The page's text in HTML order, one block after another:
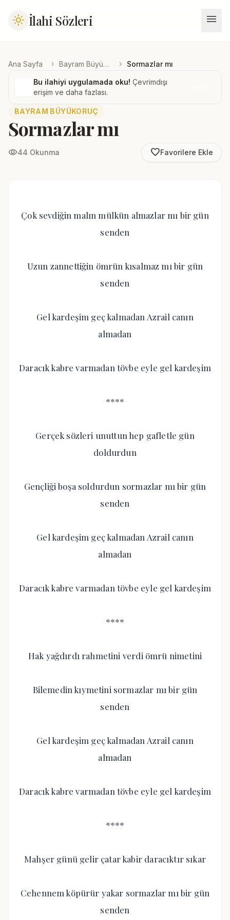
light_mode İlahi Sözleri menu
Ana Sayfa chevron_right Bayram Büyükoruç chevron_right Sormazlar mı
Bu ilahiyi uygulamada oku! Çevrimdışı
erişim ve daha fazlası.
BAYRAM BÜYÜKORUÇ
Sormazlar mı
visibility44 Okunma favorite_borderFavorilere Ekle
Çok sevdiğin malın mülkün almazlar mı bir gün
senden
Uzun zannettiğin ömrün kısalmaz mı bir gün
senden
Gel kardeşim geç kalmadan Azrail canın
almadan
Daracık kabre varmadan tövbe eyle gel kardeşim
****
Gerçek sözleri unuttun hep gafletle gün
doldurdun
Gençliği boşa soldurdun sormazlar mı bir gün
senden
Gel kardeşim geç kalmadan Azrail canın
almadan
Daracık kabre varmadan tövbe eyle gel kardeşim
****
Hak yağdırdı rahmetini verdi ömrü nimetini
Bilemedin kıymetini sormazlar mı bir gün
senden
Gel kardeşim geç kalmadan Azrail canın
almadan
Daracık kabre varmadan tövbe eyle gel kardeşim
****
Mahşer günü gelir çatar kabir daracıktır sıkar
Cehennem köpürür yakar sormazlar mı bir gün
senden